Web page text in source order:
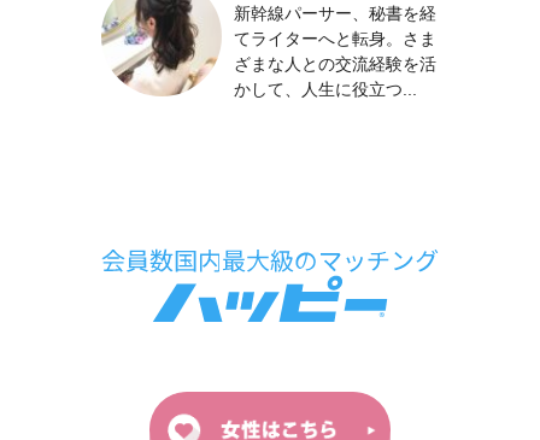
新幹線パーサー、秘書を経
てライターへと転身。さま
ざまな人との交流経験を活
かして、人生に役立つ...